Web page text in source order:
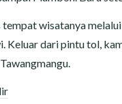
wisatanya
Keluar dari pintu tol,